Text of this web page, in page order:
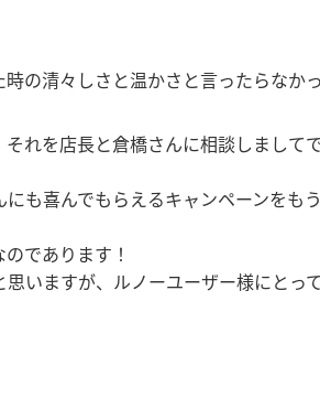
の清々しさと温かさと言ったらなか
れを店長と倉橋さんに相談しまして
も喜んでもらえるキャンペーンをも
であります！
いますが、ルノーユーザー様にとっ